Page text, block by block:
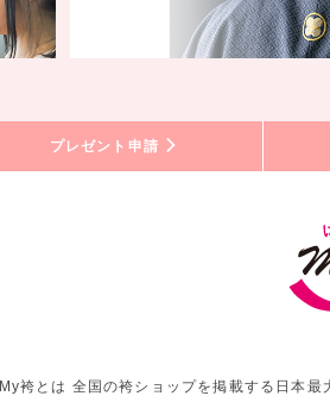
プレゼント申請
My袴とは 全国の袴ショップを掲載する日本